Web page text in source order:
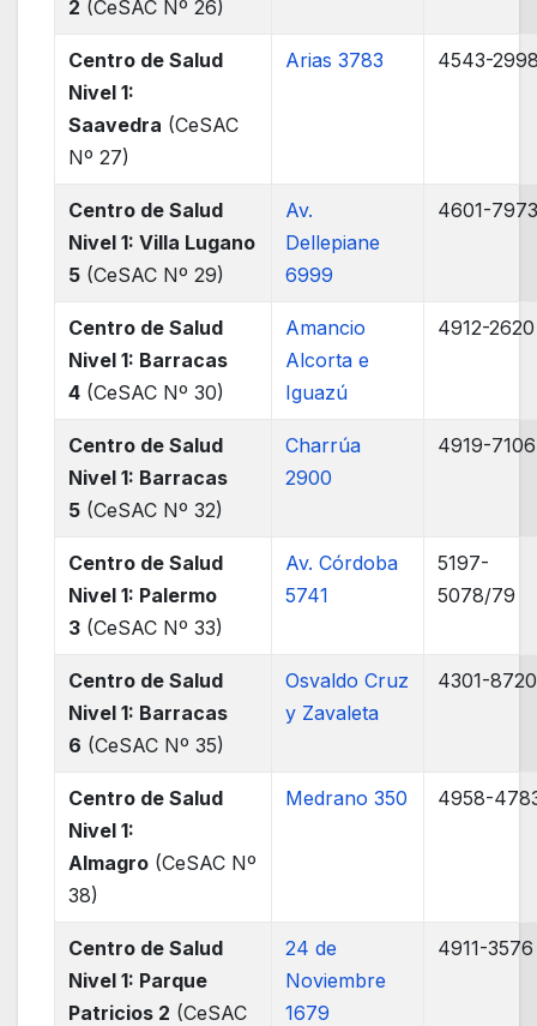
2 (CeSAC Nº 26)
Centro de Salud
Nivel 1:
Saavedra (CeSAC
Nº 27)
Arias 3783 4543-
Centro de Salud
Nivel 1: Villa Lugano
5 (CeSAC Nº 29)
Av.
Dellepiane
6999
4601-
Centro de Salud
Nivel 1: Barracas
4 (CeSAC Nº 30)
Amancio
Alcorta e
Iguazú
4912-2620
Centro de Salud
Nivel 1: Barracas
5 (CeSAC Nº 32)
Charrúa
2900
4919-7106
Centro de Salud
Nivel 1: Palermo
3 (CeSAC Nº 33)
Av. Córdoba
5741
5197-
5078/79
Centro de Salud
Nivel 1: Barracas
6 (CeSAC Nº 35)
Osvaldo Cruz
y Zavaleta
4301-8720
Centro de Salud
Nivel 1:
Almagro (CeSAC Nº
38)
Medrano 350 4958-
Centro de Salud
Nivel 1: Parque
Patricios 2 (CeSAC
24 de
Noviembre
1679
4911-3576